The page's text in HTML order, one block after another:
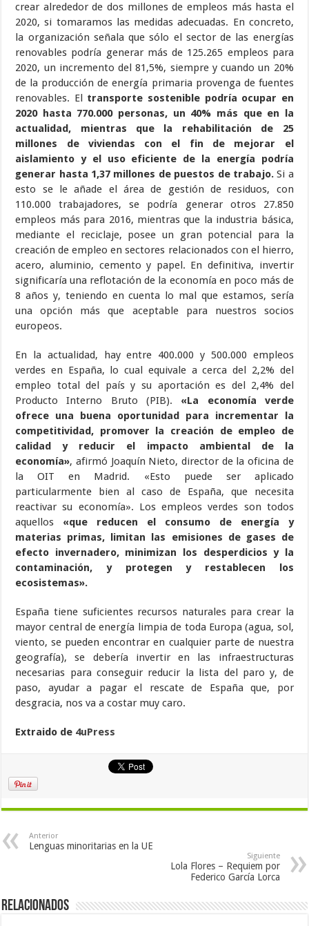
crear alrededor de dos millones de empleos más hasta el
2020, si tomaramos las medidas adecuadas. En concreto,
la organización señala que sólo el sector de las energías
renovables podría generar más de 125.265 empleos para
2020, un incremento del 81,5%, siempre y cuando un 20%
de la producción de energía primaria provenga de fuentes
renovables. El transporte sostenible podría ocupar en
2020 hasta 770.000 personas, un 40% más que en la
actualidad, mientras que la rehabilitación de 25
millones de viviendas con el fin de mejorar el
aislamiento y el uso eficiente de la energía podría
generar hasta 1,37 millones de puestos de trabajo.Si a
esto se le añade el área de gestión de residuos, con
110.000 trabajadores, se podría generar otros 27.850
empleos más para 2016, mientras que la industria básica,
mediante el reciclaje, posee un gran potencial para la
creación de empleo en sectores relacionados con el hierro,
acero, aluminio, cemento y papel. En definitiva, invertir
significaría una reflotación de la economía en poco más de
8 años y, teniendo en cuenta lo mal que estamos, sería
una opción más que aceptable para nuestros socios
europeos.
En la actualidad, hay entre 400.000 y 500.000 empleos
verdes en España, lo cual equivale a cerca del 2,2% del
empleo total del país y su aportación es del 2,4% del
Producto Interno Bruto (PIB). «La economía verde
ofrece una buena oportunidad para incrementar la
competitividad, promover la creación de empleo de
calidad y reducir el impacto ambiental de la
economía», afirmó Joaquín Nieto, director de la oficina de
la OIT en Madrid. «Esto puede ser aplicado
particularmente bien al caso de España, que necesita
reactivar su economía». Los empleos verdes son todos
aquellos «que reducen el consumo de energía y
materias primas, limitan las emisiones de gases de
efecto invernadero, minimizan los desperdicios y la
contaminación, y protegen y restablecen los
ecosistemas».
España tiene suficientes recursos naturales para crear la
mayor central de energía limpia de toda Europa (agua, sol,
viento, se pueden encontrar en cualquier parte de nuestra
geografía), se debería invertir en las infraestructuras
necesarias para conseguir reducir la lista del paro y, de
paso, ayudar a pagar el rescate de España que, por
desgracia, nos va a costar muy caro.
Extraido de 4uPress
Anterior
Lenguas minoritarias en la UE
Siguiente
Lola Flores – Requiem por
Federico García Lorca
Relacionados